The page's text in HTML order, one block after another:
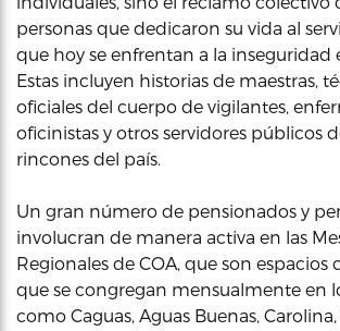
personas que dedicaron su vida al
que hoy se enfrentan a la inseguridad
Estas incluyen historias de maestras,
oficiales del cuerpo de vigilantes,
oficinistas y otros servidores públicos
rincones del país.
Un gran número de pensionados y
involucran de manera activa en las
Regionales de COA, que son
que se congregan mensualmente en
como Caguas, Aguas Buenas,